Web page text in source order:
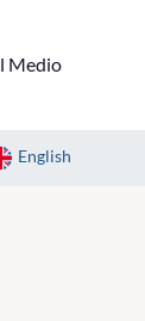
Medio
English